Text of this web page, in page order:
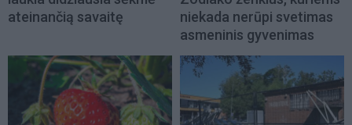
ateinančią savaitę
niekada nerūpi svetimas
asmeninis gyvenimas